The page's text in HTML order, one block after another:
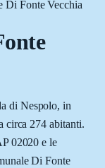
Di Fonte Vecchia
di Nespolo, in
circa 274 abitanti.
02020 e le
Di Fonte